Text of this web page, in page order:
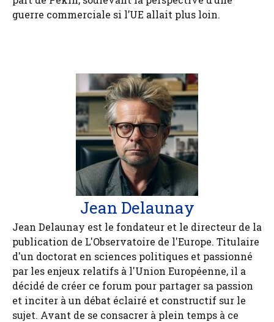
guerre commerciale si l’UE allait plus loin.
Jean Delaunay
Jean Delaunay est le fondateur et le directeur de la
publication de L'Observatoire de l'Europe. Titulaire
d'un doctorat en sciences politiques et passionné
par les enjeux relatifs à l'Union Européenne, il a
décidé de créer ce forum pour partager sa passion
et inciter à un débat éclairé et constructif sur le
sujet. Avant de se consacrer à plein temps à ce